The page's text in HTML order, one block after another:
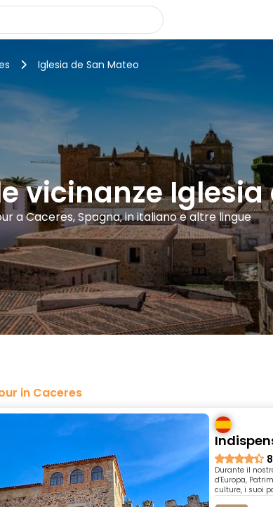
Iglesia de San Mateo
vicinanze Iglesia
a Caceres, Spagna, in italiano e altre lingue
in Caceres
Durante il
d'Europa,
culture, i suoi